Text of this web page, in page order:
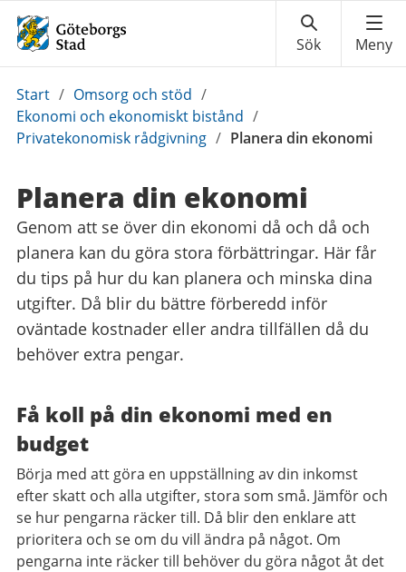
Du
är
här:
Start / Omsorg och stöd /
Ekonomi och ekonomiskt bistånd /
Privatekonomisk rådgivning / Planera din ekonomi
Planera din ekonomi
Genom att se över din ekonomi då och då och
planera kan du göra stora förbättringar. Här får
du tips på hur du kan planera och minska dina
utgifter. Då blir du bättre förberedd inför
oväntade kostnader eller andra tillfällen då du
behöver extra pengar.
Få koll på din ekonomi med en
budget
Börja med att göra en uppställning av din inkomst
efter skatt och alla utgifter, stora som små. Jämför och
se hur pengarna räcker till. Då blir den enklare att
prioritera och se om du vill ändra på något. Om
pengarna inte räcker till behöver du göra något åt det